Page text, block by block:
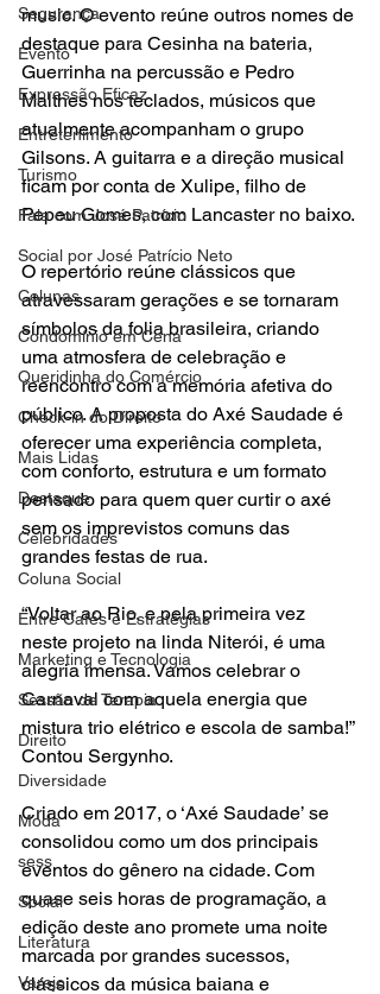
Segurança
Evento
Expressão Eficaz
Entretenimento
Turismo
Fala com José Patrício
Social por José Patrício Neto
Colunas
Condomínio em Cena
Queridinha do Comércio
Check-in do Direito
Mais Lidas
Destaque
Celebridades
Coluna Social
Entre Cafés e Estratégias
Marketing e Tecnologia
Sessão de Terapia
Direito
Diversidade
Moda
sess
Social
Literatura
Varejo
music. O evento reúne outros nomes de
destaque para Cesinha na bateria,
Guerrinha na percussão e Pedro
Malthes nos teclados, músicos que
atualmente acompanham o grupo
Gilsons. A guitarra e a direção musical
ficam por conta de Xulipe, filho de
Pepeu Gomes, com Lancaster no baixo.
O repertório reúne clássicos que
atravessaram gerações e se tornaram
símbolos da folia brasileira, criando
uma atmosfera de celebração e
reencontro com a memória afetiva do
público. A proposta do Axé Saudade é
oferecer uma experiência completa,
com conforto, estrutura e um formato
pensado para quem quer curtir o axé
sem os imprevistos comuns das
grandes festas de rua.
“Voltar ao Rio, e pela primeira vez
neste projeto na linda Niterói, é uma
alegria imensa. Vamos celebrar o
Carnaval com aquela energia que
mistura trio elétrico e escola de samba!”
Contou Sergynho.
Criado em 2017, o ‘Axé Saudade’ se
consolidou como um dos principais
eventos do gênero na cidade. Com
quase seis horas de programação, a
edição deste ano promete uma noite
marcada por grandes sucessos,
clássicos da música baiana e